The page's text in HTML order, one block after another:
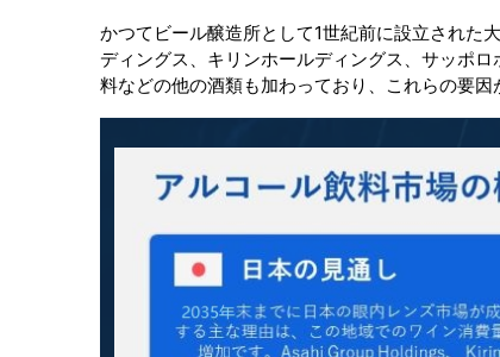
かつてビール醸造所として1世紀前に設立された
ディングス、キリンホールディングス、サッポ
料などの他の酒類も加わっており、これらの要